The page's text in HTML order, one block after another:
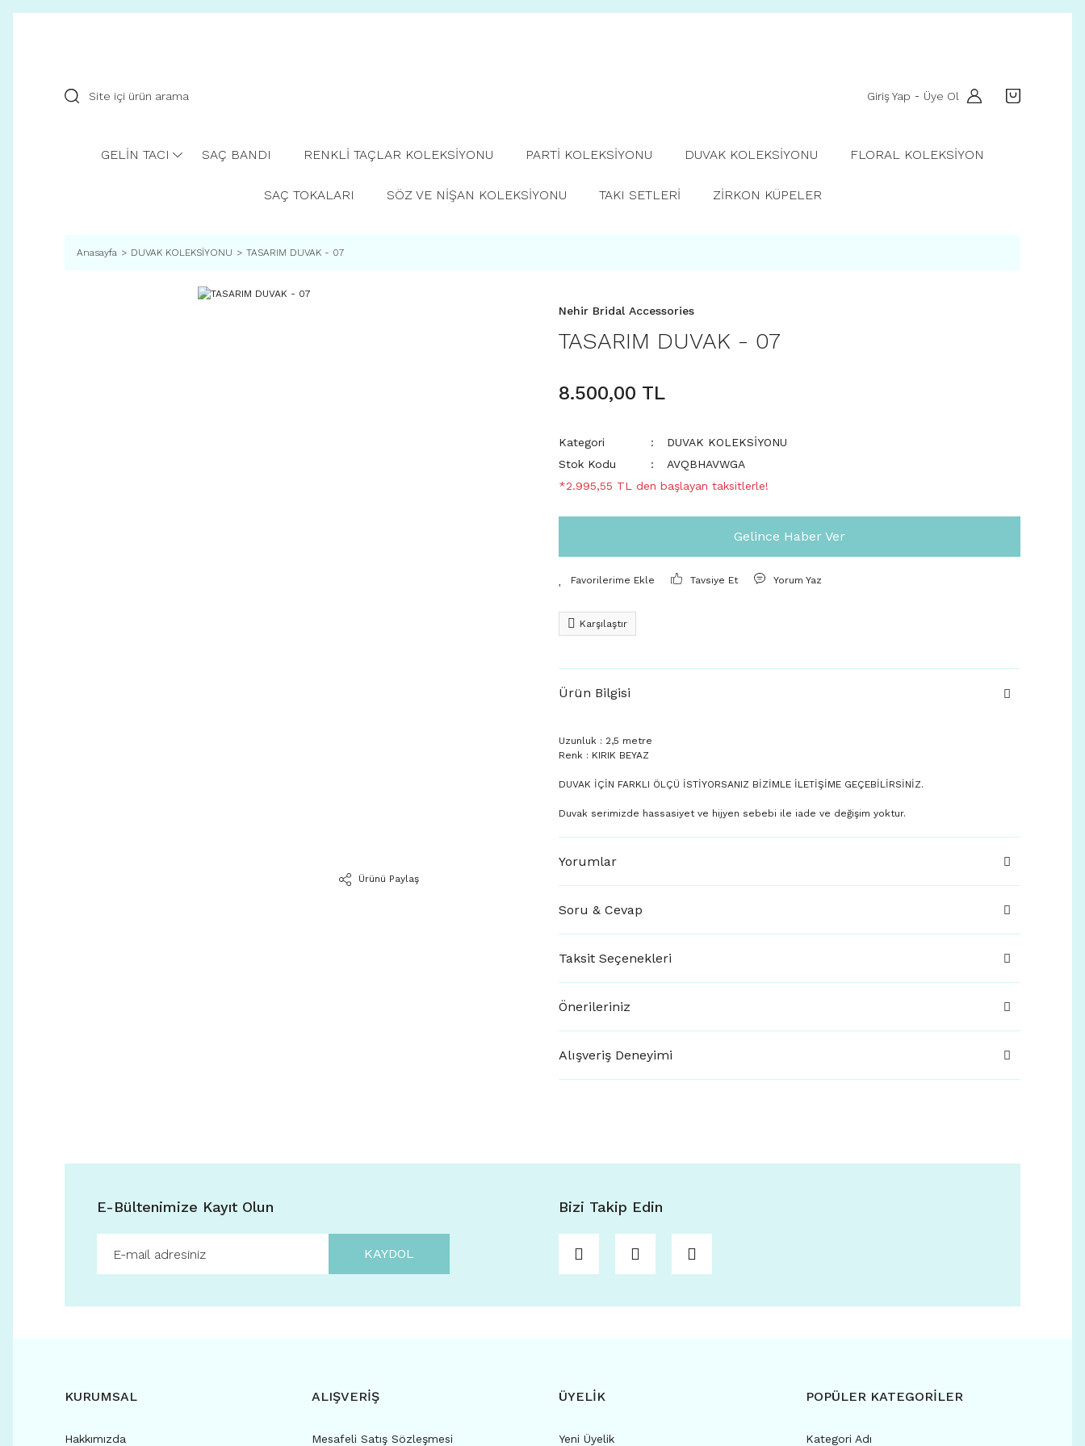
Giriş Yap - Üye Ol
GELİN TACI SAÇ BANDI RENKLİ TAÇLAR KOLEKSİYONU PARTİ KOLEKSİYONU DUVAK KOLEKSİYONU FLORAL KOLEKSİYON
SAÇ TOKALARI SÖZ VE NİŞAN KOLEKSİYONU TAKI SETLERİ ZİRKON KÜPELER
Anasayfa DUVAK KOLEKSİYONU TASARIM DUVAK - 07
Ürünü Paylaş
Nehir Bridal Accessories
TASARIM DUVAK - 07
8.500,00 TL
Kategori
DUVAK KOLEKSİYONU
Stok Kodu
AVQBHAVWGA
*2.995,55 TL den başlayan taksitlerle!
Gelince Haber Ver
Tavsiye Et Yorum Yaz
Karşılaştır
Ürün Bilgisi
Uzunluk : 2,5 metre
Renk : KIRIK BEYAZ
DUVAK İÇİN FARKLI ÖLÇÜ İSTİYORSANIZ BİZİMLE İLETİŞİME GEÇEBİLİRSİNİZ.
Duvak serimizde hassasiyet ve hijyen sebebi ile iade ve değişim yoktur.
Yorumlar
Soru & Cevap
Taksit Seçenekleri
Önerileriniz
Alışveriş Deneyimi
E-Bültenimize Kayıt Olun
KAYDOL
Bizi Takip Edin
KURUMSAL
Hakkımızda
ALIŞVERİŞ
Mesafeli Satış Sözleşmesi
ÜYELİK
Yeni Üyelik
POPÜLER KATEGORİLER
Kategori Adı